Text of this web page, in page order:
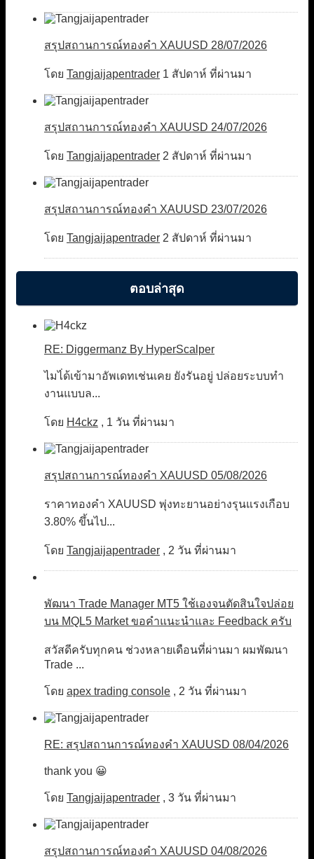
สรุปสถานการณ์ทองคำ XAUUSD 28/07/2026
โดย Tangjaijapentrader 1 สัปดาห์ ที่ผ่านมา
สรุปสถานการณ์ทองคำ XAUUSD 24/07/2026
โดย Tangjaijapentrader 2 สัปดาห์ ที่ผ่านมา
สรุปสถานการณ์ทองคำ XAUUSD 23/07/2026
โดย Tangjaijapentrader 2 สัปดาห์ ที่ผ่านมา
ตอบล่าสุด
RE: Diggermanz By HyperScalper
ไมไ่ด้เข้ามาอัพเดทเช่นเคย ยังรันอยู่ ปล่อยระบบทำ
งานแบบล...
โดย H4ckz , 1 วัน ที่ผ่านมา
สรุปสถานการณ์ทองคำ XAUUSD 05/08/2026
ราคาทองคำ XAUUSD พุ่งทะยานอย่างรุนแรงเกือบ
3.80% ขึ้นไป...
โดย Tangjaijapentrader , 2 วัน ที่ผ่านมา
พัฒนา Trade Manager MT5 ใช้เองจนตัดสินใจปล่อย
บน MQL5 Market ขอคำแนะนำและ Feedback ครับ
สวัสดีครับทุกคน ช่วงหลายเดือนที่ผ่านมา ผมพัฒนา
Trade ...
โดย apex trading console , 2 วัน ที่ผ่านมา
RE: สรุปสถานการณ์ทองคำ XAUUSD 08/04/2026
thank you 😀
โดย Tangjaijapentrader , 3 วัน ที่ผ่านมา
สรุปสถานการณ์ทองคำ XAUUSD 04/08/2026